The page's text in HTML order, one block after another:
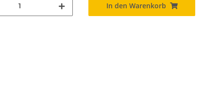
In den Warenkorb